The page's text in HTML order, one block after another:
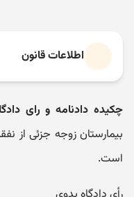
اطلاعات قانون
چکیده دادنامه و رای
بیمارستان زوجه جزئی از
است.